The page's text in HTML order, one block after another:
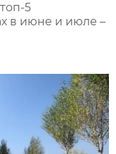
5
в июне и июле –